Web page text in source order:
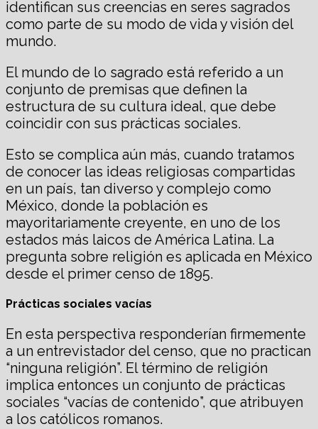
identifican sus creencias en seres sagrados
como parte de su modo de vida y visión del
mundo.
El mundo de lo sagrado está referido a un
conjunto de premisas que definen la
estructura de su cultura ideal, que debe
coincidir con sus prácticas sociales.
Esto se complica aún más, cuando tratamos
de conocer las ideas religiosas compartidas
en un país, tan diverso y complejo como
México, donde la población es
mayoritariamente creyente, en uno de los
estados más laicos de América Latina. La
pregunta sobre religión es aplicada en México
desde el primer censo de 1895.
Prácticas sociales vacías
En esta perspectiva responderían firmemente
a un entrevistador del censo, que no practican
“ninguna religión”. El término de religión
implica entonces un conjunto de prácticas
sociales “vacías de contenido”, que atribuyen
a los católicos romanos.